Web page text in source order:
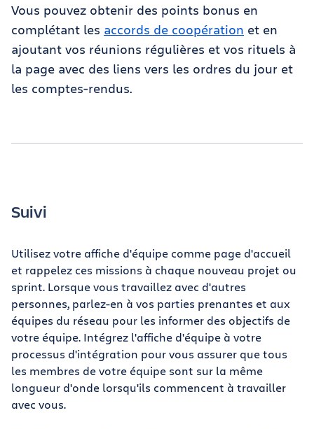
Vous pouvez obtenir des points bonus en
complétant les accords de coopération et en
ajoutant vos réunions régulières et vos rituels à
la page avec des liens vers les ordres du jour et
les comptes-rendus.
Suivi
Utilisez votre affiche d'équipe comme page d'accueil
et rappelez ces missions à chaque nouveau projet ou
sprint. Lorsque vous travaillez avec d'autres
personnes, parlez-en à vos parties prenantes et aux
équipes du réseau pour les informer des objectifs de
votre équipe. Intégrez l'affiche d'équipe à votre
processus d'intégration pour vous assurer que tous
les membres de votre équipe sont sur la même
longueur d'onde lorsqu'ils commencent à travailler
avec vous.